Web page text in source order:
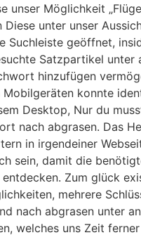
unser Möglichkeit
Diese unter unser
Suchleiste geöffnet,
Satzpartikel unter
hinzufügen
Mobilgeräten konnte
Desktop, Nur du
nach abgrasen. Das
in irgendeiner
sein, damit die
Zum glück
mehrere
nach abgrasen unter
welches uns Zeit